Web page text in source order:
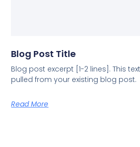
Blog Post Title
Blog post excerpt [1-2 lines]. This
pulled from your existing blog post.
Read More